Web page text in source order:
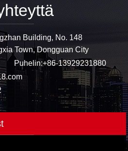
Building, No. 148
Town, Dongguan City
Puhelin:+86-13929231880